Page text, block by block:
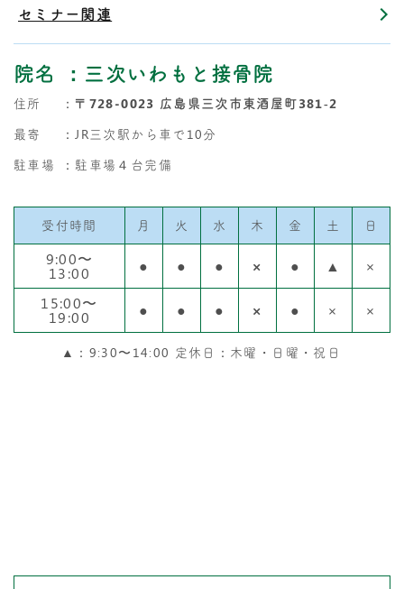
セミナー関連
院名 ：三次いわもと接骨院
住所 ： 〒728-0023 広島県三次市東酒屋町381‐2
最寄
：JR三次駅から車で10分
駐車場
：駐車場４台完備
受付時間 月 火 水 木 金 土 日
9:00〜
13:00 ● ● ● × ● ▲
×
15:00〜
19:00 ● ● ● × ● × ×
▲：9:30〜14:00 定休日：木曜・日曜・祝日